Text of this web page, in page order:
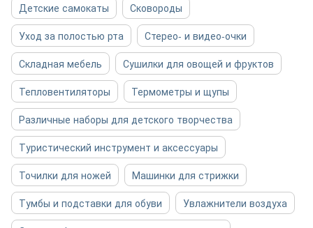
Детские самокаты
Сковороды
Уход за полостью рта
Стерео- и видео-очки
Складная мебель
Сушилки для овощей и фруктов
Тепловентиляторы
Термометры и щупы
Различные наборы для детского творчества
Туристический инструмент и аксессуары
Точилки для ножей
Машинки для стрижки
Тумбы и подставки для обуви
Увлажнители воздуха